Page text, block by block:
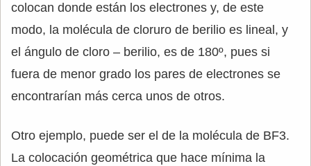
colocan donde están los electrones y, de este
modo, la molécula de cloruro de berilio es lineal, y
el ángulo de cloro – berilio, es de 180º, pues si
fuera de menor grado los pares de electrones se
encontrarían más cerca unos de otros.
Otro ejemplo, puede ser el de la molécula de BF3.
La colocación geométrica que hace mínima la